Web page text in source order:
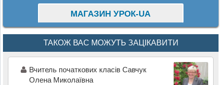
МАГАЗИН УРОК-UA
ТАКОЖ ВАС МОЖУТЬ ЗАЦІКАВИТИ
Вчитель початкових класів Савчук
Олена Миколаївна